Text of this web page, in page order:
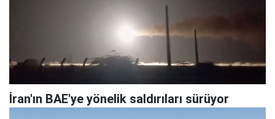
İran'ın BAE'ye yönelik saldırıları sürüyor